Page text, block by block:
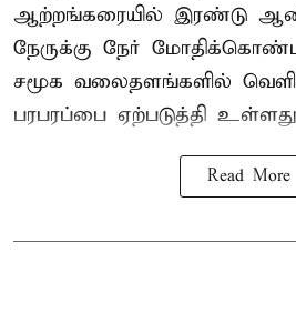
ஆற்றங்கரையில் இரண்டு
நேருக்கு நேர்
சமூக வலைதளங்களில்
பரபரப்பை ஏற்படுத்தி
Read More